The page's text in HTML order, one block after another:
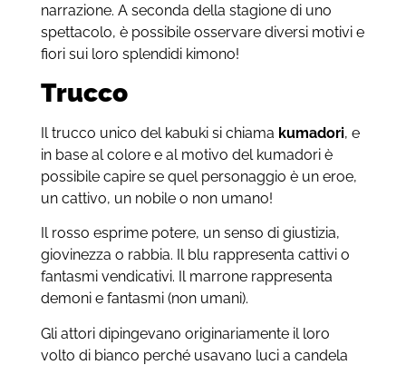
narrazione. A seconda della stagione di uno
spettacolo, è possibile osservare diversi motivi e
fiori sui loro splendidi kimono!
Trucco
Il trucco unico del kabuki si chiama kumadori, e
in base al colore e al motivo del kumadori è
possibile capire se quel personaggio è un eroe,
un cattivo, un nobile o non umano!
Il rosso esprime potere, un senso di giustizia,
giovinezza o rabbia. Il blu rappresenta cattivi o
fantasmi vendicativi. Il marrone rappresenta
demoni e fantasmi (non umani).
Gli attori dipingevano originariamente il loro
volto di bianco perché usavano luci a candela